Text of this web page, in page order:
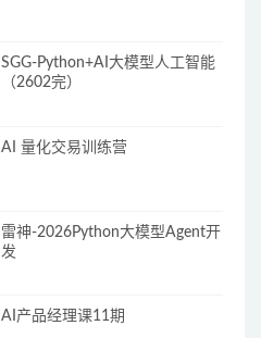
SGG-Python+AI大模型人工智能
（2602完）
AI 量化交易训练营
雷神-2026Python大模型Agent开
发
AI产品经理课11期